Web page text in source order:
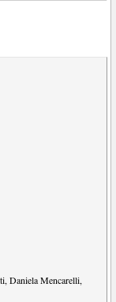
,Daniela Mencarelli,